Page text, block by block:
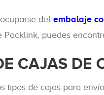
del embalaje
Packlink, puedes
CAJAS DE
tipos de cajas para